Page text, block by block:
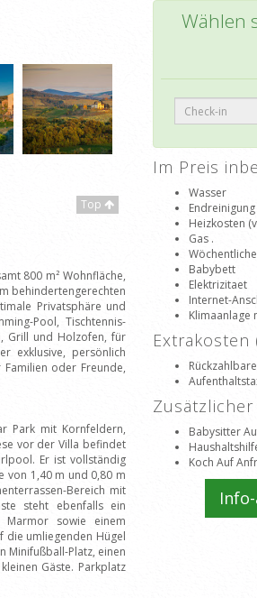
Top
800 m² Wohnfläche,
behindertengerechten
Privatsphäre und
Pool, Tischtennis-
Grill und Holzofen, für
exklusive, persönlich
oder Freunde,
Park mit Kornfeldern,
vor der Villa befindet
Er ist vollständig
von 1,40 m und 0,80 m
Bereich mit
steht ebenfalls ein
Marmor sowie einem
die umliegenden Hügel
Minifußball-Platz, einen
Gäste. Parkplatz
Wählen
Im Preis
Wasser
Endreinigung
Heizkosten
Gas .
Babybett
Elektrizitaet
Internet-
Klimaanlage
Zusätzlicher
Babysitter
Koch Auf